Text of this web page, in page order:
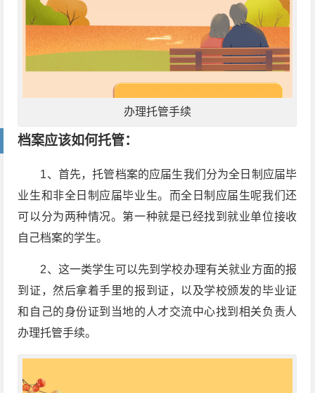
办理托管手续
档案应该如何托管：
1、首先，托管档案的应届生我们分为全日制应届毕
业生和非全日制应届毕业生。而全日制应届生呢我们还
可以分为两种情况。第一种就是已经找到就业单位接收
自己档案的学生。
2、这一类学生可以先到学校办理有关就业方面的报
到证，然后拿着手里的报到证，以及学校颁发的毕业证
和自己的身份证到当地的人才交流中心找到相关负责人
办理托管手续。